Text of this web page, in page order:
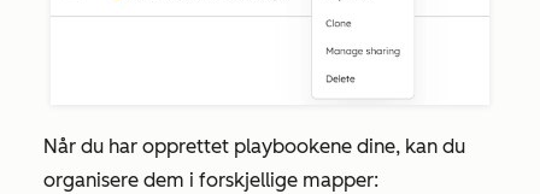
Når du har opprettet playbookene dine, kan du
organisere dem i forskjellige mapper: